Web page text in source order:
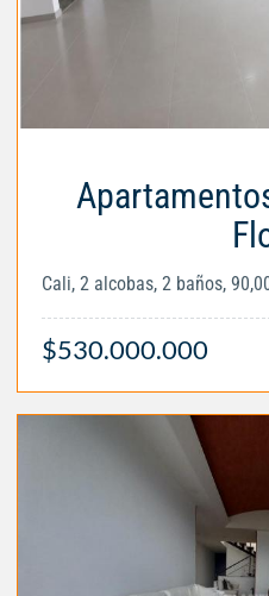
Cali, 2 alcobas, 2 baños,
$530.000.000